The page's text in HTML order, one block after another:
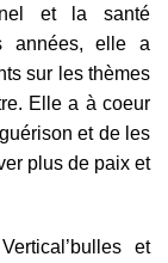
et la santé
années, elle a
sur les thèmes
Elle a à coeur
et de les
plus de paix et
et